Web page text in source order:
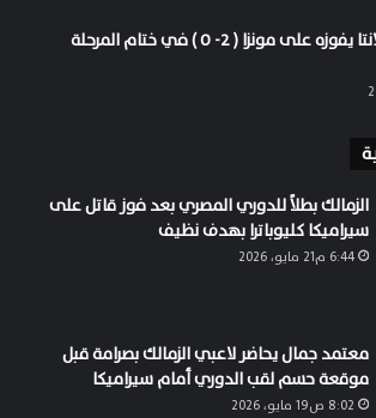
الدوري الإيطالي: أتالانتا يفوزه على مونزا ( 2- 0 ) في ختام المرحلة
الزمالك بطلاً للدوري المصري بعد فوز قاتل على
سيراميكا كليوباترا بهدف نظيف
6:44 م21 مايو، 2026
معتمد جمال يحاضر لاعبي الزمالك بصرامة قبل
موقعة حسم لقب الدوري أمام سيراميكا
8:02 ص19 مايو، 2026